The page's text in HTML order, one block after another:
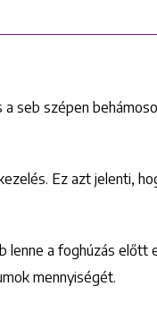
seb szépen
Ez azt jelenti,
a foghúzás előtt
mennyiségét.